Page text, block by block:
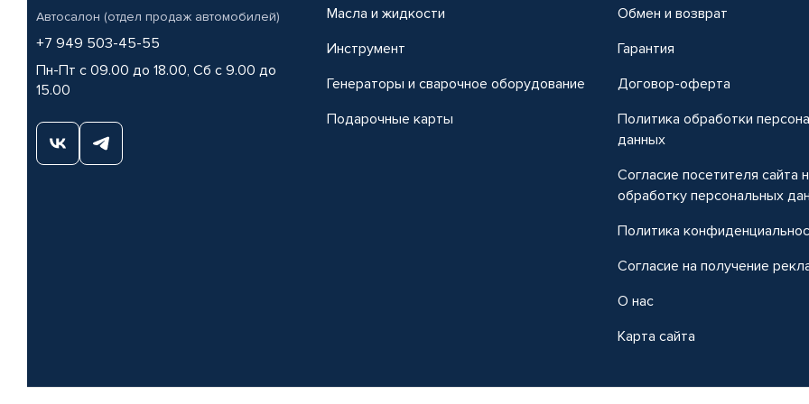
Автосалон (отдел продаж автомобилей)
+7 949 503-45-55
Пн-Пт с 09.00 до 18.00, Сб с 9.00 до
15.00
Масла и жидкости
Инструмент
Генераторы и сварочное оборудование
Подарочные карты
Обмен и возврат
Гарантия
Договор-оферта
Политика обработки
данных
Согласие посетителя сайта
обработку персональных
Политика
Согласие на получение
О нас
Карта сайта